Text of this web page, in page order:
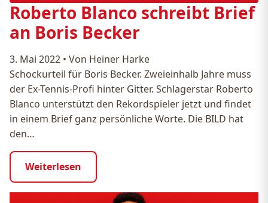
Roberto Blanco schreibt Brief
an Boris Becker
3. Mai 2022 • Von Heiner Harke
Schockurteil für Boris Becker. Zweieinhalb Jahre muss
der Ex-Tennis-Profi hinter Gitter. Schlagerstar Roberto
Blanco unterstützt den Rekordspieler jetzt und findet
in einem Brief ganz persönliche Worte. Die BILD hat
den…
Weiterlesen